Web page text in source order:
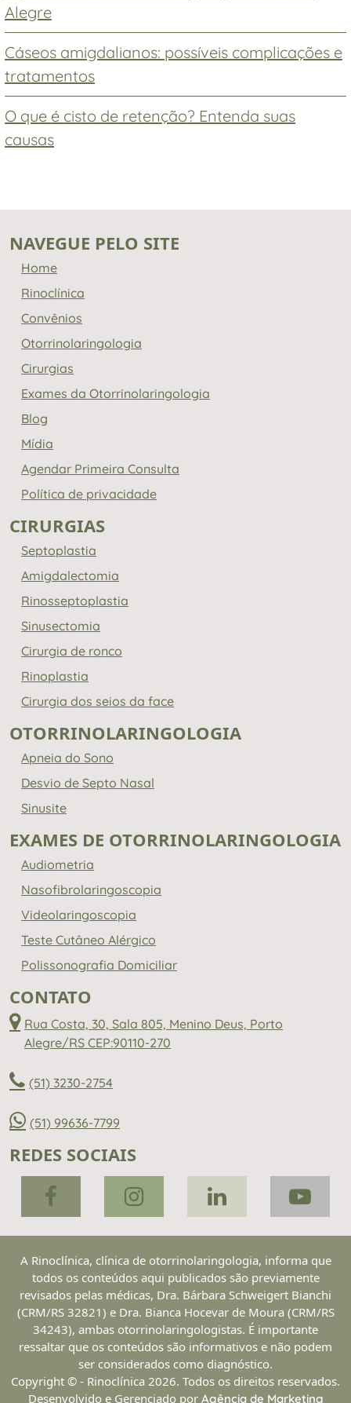
Alegre
Cáseos amigdalianos: possíveis complicações e
tratamentos
O que é cisto de retenção? Entenda suas
causas
NAVEGUE PELO SITE
Home
Rinoclínica
Convênios
Otorrinolaringologia
Cirurgias
Exames da Otorrinolaringologia
Blog
Mídia
Agendar Primeira Consulta
Política de privacidade
CIRURGIAS
Septoplastia
Amigdalectomia
Rinosseptoplastia
Sinusectomia
Cirurgia de ronco
Rinoplastia
Cirurgia dos seios da face
OTORRINOLARINGOLOGIA
Apneia do Sono
Desvio de Septo Nasal
Sinusite
EXAMES DE OTORRINOLARINGOLOGIA
Audiometria
Nasofibrolaringoscopia
Videolaringoscopia
Teste Cutâneo Alérgico
Polissonografia Domiciliar
CONTATO
Rua Costa, 30, Sala 805, Menino Deus, Porto
Alegre/RS CEP:90110-270
(51) 3230-2754
(51) 99636-7799
REDES SOCIAIS
A Rinoclínica, clínica de otorrinolaringologia, informa que
todos os conteúdos aqui publicados são previamente
revisados pelas médicas, Dra. Bárbara Schweigert Bianchi
(CRM/RS 32821) e Dra. Bianca Hocevar de Moura (CRM/RS
34243), ambas otorrinolaringologistas. É importante
ressaltar que os conteúdos são informativos e não podem
ser considerados como diagnóstico.
Copyright © - Rinoclínica 2026. Todos os direitos reservados.
Desenvolvido e Gerenciado por Agência de Marketing